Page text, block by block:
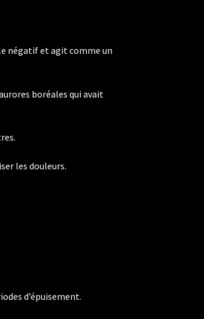
négatif et agit comme un
boréales qui avait
les douleurs.
d’épuisement.